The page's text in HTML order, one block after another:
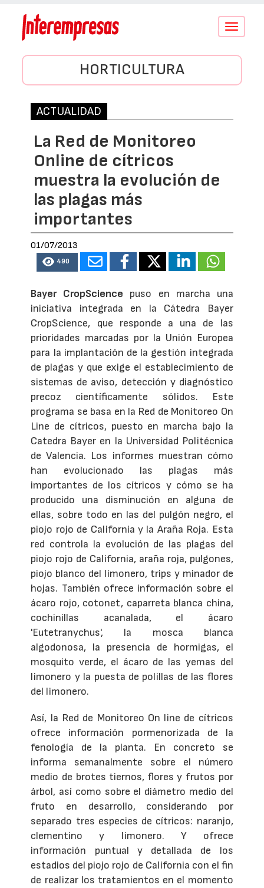
Conmutar
HORTICULTURA
ACTUALIDAD
La Red de Monitoreo
Online de cítricos
muestra la evolución de
las plagas más
importantes
01/07/2013
490
Bayer CropScience puso en marcha una
iniciativa integrada en la Cátedra Bayer
CropScience, que responde a una de las
prioridades marcadas por la Unión Europea
para la implantación de la gestión integrada
de plagas y que exige el establecimiento de
sistemas de aviso, detección y diagnóstico
precoz científicamente sólidos. Este
programa se basa en la Red de Monitoreo On
Line de cítricos, puesto en marcha bajo la
Catedra Bayer en la Universidad Politécnica
de Valencia. Los informes muestran cómo
han evolucionado las plagas más
importantes de los cítricos y cómo se ha
producido una disminución en alguna de
ellas, sobre todo en las del pulgón negro, el
piojo rojo de California y la Araña Roja. Esta
red controla la evolución de las plagas del
piojo rojo de California, araña roja, pulgones,
piojo blanco del limonero, trips y minador de
hojas. También ofrece información sobre el
ácaro rojo, cotonet, caparreta blanca china,
cochinillas acanalada, el ácaro
'Eutetranychus', la mosca blanca
algodonosa, la presencia de hormigas, el
mosquito verde, el ácaro de las yemas del
limonero y la puesta de polillas de las flores
del limonero.
Así, la Red de Monitoreo On line de cítricos
ofrece información pormenorizada de la
fenología de la planta. En concreto se
informa semanalmente sobre el número
medio de brotes tiernos, flores y frutos por
árbol, así como sobre el diámetro medio del
fruto en desarrollo, considerando por
separado tres especies de cítricos: naranjo,
clementino y limonero. Y ofrece
información puntual y detallada de los
estadios del piojo rojo de California con el fin
de realizar los tratamientos en el momento